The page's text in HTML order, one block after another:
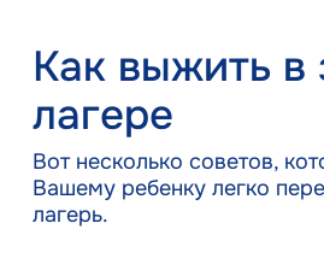
Как выжить в
лагере
Вот несколько советов,
Вашему ребенку легко
лагерь.